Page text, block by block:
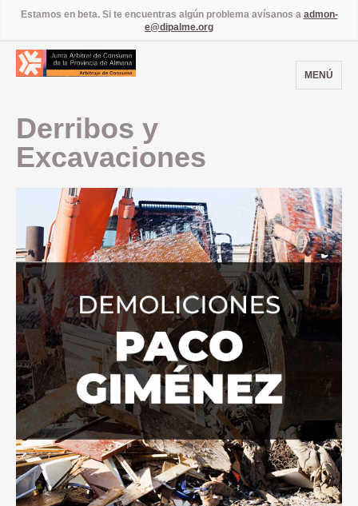
Estamos en beta. Si te encuentras algún problema avísanos a admon-
e@dipalme.org
MENÚ
Derribos y
Excavaciones